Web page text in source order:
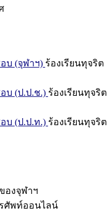
บ (จุฬาฯ) ร้องเรียนทุจริต
บ (ป.ป.ช.) ร้องเรียนทุจริต
บ (ป.ป.ท.) ร้องเรียนทุจริต
องจุฬาฯ
ศัพท์ออนไลน์